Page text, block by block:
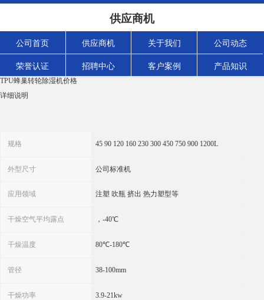
供应商机
公司首页 供应商机 关于我们 公司动态
荣誉认证 招聘中心 客户案例 产品知识
关键词
TPU蜂巢转轮除湿机价格
详细说明
规格 45 90 120 160 230 300 450 750 900 1200L
外型尺寸 公司标准机
应用领域 注塑 吹瓶 挤出 热力塑型等
干燥空气平均露点 ，-40℃
干燥温度 80℃-180℃
管径 38-100mm
干燥功率 3.9-21kw